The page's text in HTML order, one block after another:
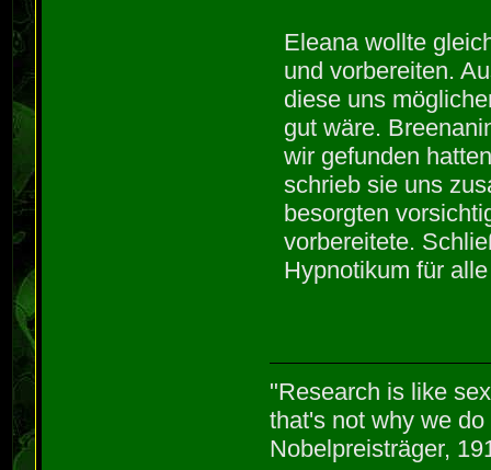
Eleana wollte
und vorbereiten.
diese uns
gut wäre.
wir gefunden
schrieb sie uns
besorgten
vorbereitete.
Hypnotikum für
"Research is like
that's not why we
Nobelpreisträger,